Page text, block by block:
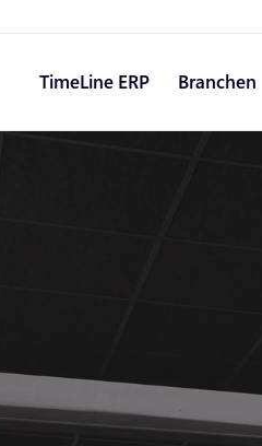
TimeLine ERP Branchen